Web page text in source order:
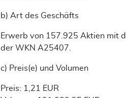
b) Art des Geschäfts
Erwerb von 157.925 Aktien mit
der WKN A25407.
c) Preis(e) und Volumen
Preis: 1,21 EUR